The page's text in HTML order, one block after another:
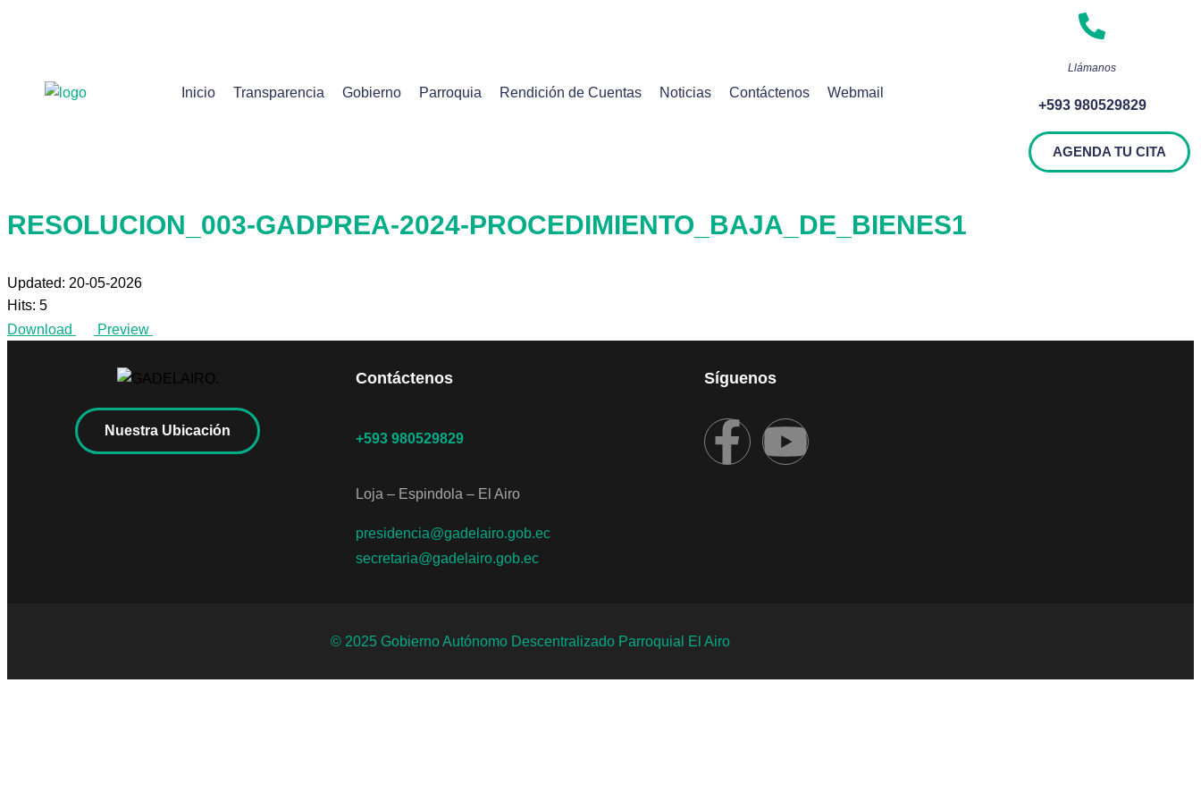
Inicio Transparencia Gobierno Parroquia Rendición de Cuentas Noticias Contáctenos Webmail
Llámanos
+593 980529829
AGENDA TU CITA
RESOLUCION_003-GADPREA-2024-PROCEDIMIENTO_BAJA_DE_BIENES1
Updated: 20-05-2026
Hits: 5
Download
Preview
Nuestra Ubicación
Contáctenos
+593 980529829
Loja – Espindola – El Airo
presidencia@gadelairo.gob.ec
secretaria@gadelairo.gob.ec
Síguenos
© 2025 Gobierno Autónomo Descentralizado Parroquial El Airo